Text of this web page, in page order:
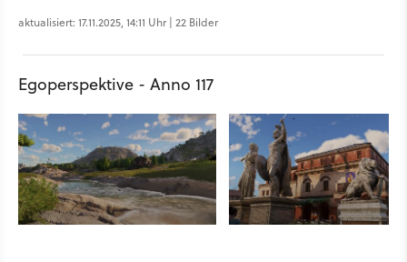
aktualisiert: 17.11.2025, 14:11 Uhr | 22 Bilder
Egoperspektive - Anno 117